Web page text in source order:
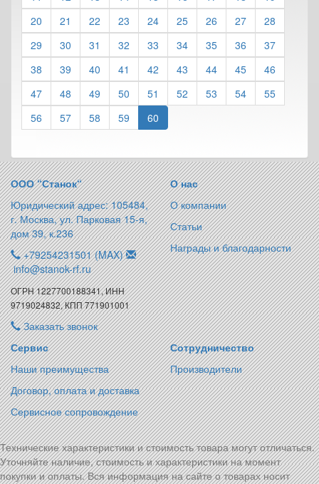
20
21 22 23 24 25 26 27
28
29
30 31 32 33 34 35 36
37
38
39 40 41 42 43 44 45
46
47
48 49 50 51 52 53 54
55
56
57 58 59 60
ООО “Станок“
Юридический адрес: 105484,
г. Москва, ул. Парковая 15-я,
дом 39, к.236
+79254231501 (MAX)
info@stanok-rf.ru
ОГРН 1227700188341, ИНН
9719024832, КПП 771901001
Заказать звонок
О нас
О компании
Статьи
Награды и благодарности
Сервис
Наши преимущества
Договор, оплата и доставка
Сервисное сопровождение
Сотрудничество
Производители
Технические характеристики и стоимость товара могут отличаться.
Уточняйте наличие, стоимость и характеристики на момент
покупки и оплаты. Вся информация на сайте о товарах носит